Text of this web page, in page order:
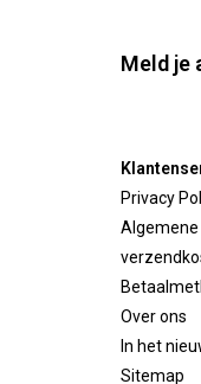
Meld je
Privacy
Over ons
In het
Sitemap